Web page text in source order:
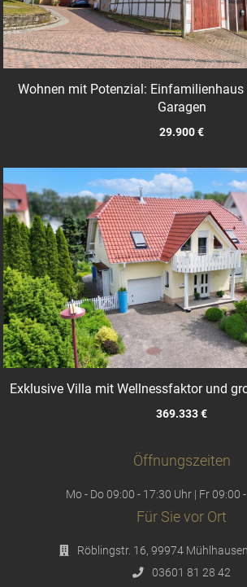
Wohnen mit Potenzial:
Garagen
29.900 €
Exklusive Villa mit Wellnessfaktor und
369.333 €
Öffnungszeiten
Mo - Do 09:00 - 17:30 Uhr | Fr 09:00
Für Sie vor Ort
Röblingstr. 16, 99974
03601 81 28 42